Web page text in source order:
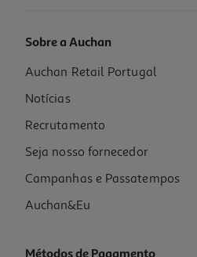
Bolacha Auchan Recheada
9.67 €/Kg
1,45 €
Sobre a Auchan
Auchan Retail Portugal
Notícias
Recrutamento
Seja nosso fornecedor
Campanhas e Passatempos
Auchan&Eu
Métodos de Pagamento